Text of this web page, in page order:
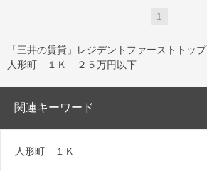
1
「三井の賃貸」レジデントファーストトップ
人形町 １Ｋ ２５万円以下
関連キーワード
人形町 １Ｋ